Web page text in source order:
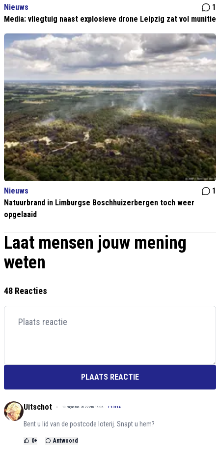
Nieuws
1
Media: vliegtuig naast explosieve drone Leipzig zat vol munitie
Nieuws
1
Natuurbrand in Limburgse Boschhuizerbergen toch weer
opgelaaid
Laat mensen jouw mening
weten
48 Reacties
PLAATS REACTIE
Uitschot 10 augustus 2022 om 16:06 + 13114
Bent u lid van de postcode loterij. Snapt u hem?
0+ Antwoord